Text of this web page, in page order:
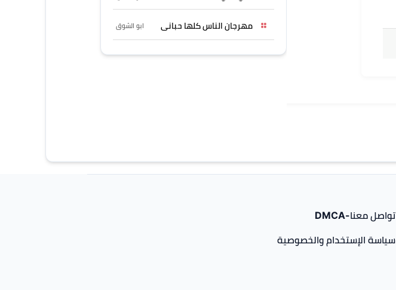
مهرجان الناس كلها حبانى ابو الشوق
تواصل معنا-DMCA
سياسة الإستخدام والخصوصية